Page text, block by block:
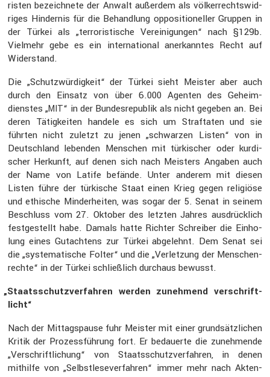
risten bezeich­nete der Anwalt außerdem als völker­rechts­wid­
riges Hindernis für die Behand­lung opposi­tio­neller Gruppen in
der Türkei als „terro­ris­ti­sche Verei­ni­gungen“ nach §129b.
Vielmehr gebe es ein inter­na­tional anerkanntes Recht auf
Wider­stand.
Die „Schutz­wür­dig­keit“ der Türkei sieht Meister aber auch
durch den Einsatz von über 6.000 Agenten des Geheim­
dienstes „MIT“ in der Bundes­re­pu­blik als nicht gegeben an. Bei
deren Tätig­keiten handele es sich um Straf­taten und sie
führten nicht zuletzt zu jenen „schwarzen Listen“ von in
Deutsch­land lebenden Menschen mit türki­scher oder kurdi­
scher Herkunft, auf denen sich nach Meisters Angaben auch
der Name von Latife befände. Unter anderem mit diesen
Listen führe der türki­sche Staat einen Krieg gegen religiöse
und ethische Minder­heiten, was sogar der 5. Senat in seinem
Beschluss vom 27. Oktober des letzten Jahres ausdrück­lich
festge­stellt habe. Damals hatte Richter Schreiber die Einho­
lung eines Gutach­tens zur Türkei abgelehnt. Dem Senat sei
die „syste­ma­ti­sche Folter“ und die „Verlet­zung der Menschen­
rechte“ in der Türkei schließ­lich durchaus bewusst.
„Staats­schutz­ver­fahren werden zuneh­mend verschrift­
licht“
Nach der Mittags­pause fuhr Meister mit einer grund­sätz­li­chen
Kritik der Prozess­füh­rung fort. Er bedau­erte die zuneh­mende
„Verschrift­li­chung“ von Staats­schutz­ver­fahren, in denen
mithilfe von „Selbst­le­se­ver­fahren“ immer mehr nach Akten­